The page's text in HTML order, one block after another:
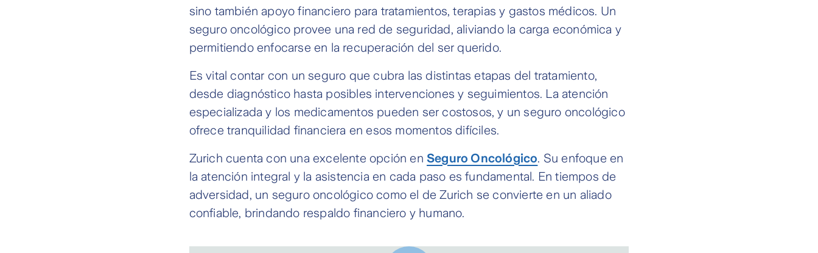
sino también apoyo financiero para tratamientos, terapias y gastos médicos. Un
seguro oncológico provee una red de seguridad, aliviando la carga económica y
permitiendo enfocarse en la recuperación del ser querido.
Es vital contar con un seguro que cubra las distintas etapas del tratamiento,
desde diagnóstico hasta posibles intervenciones y seguimientos. La atención
especializada y los medicamentos pueden ser costosos, y un seguro oncológico
ofrece tranquilidad financiera en esos momentos difíciles.
Zurich cuenta con una excelente opción enSeguro Oncológico. Su enfoque en
la atención integral y la asistencia en cada paso es fundamental. En tiempos de
adversidad, un seguro oncológico como el de Zurich se convierte en un aliado
confiable, brindando respaldo financiero y humano.